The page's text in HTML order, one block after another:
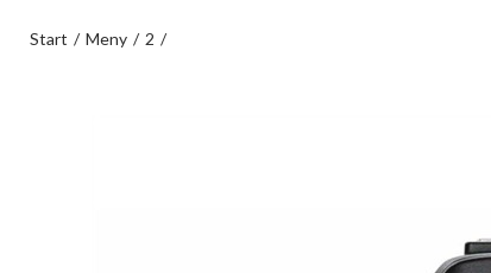
Start / Meny / 2 /